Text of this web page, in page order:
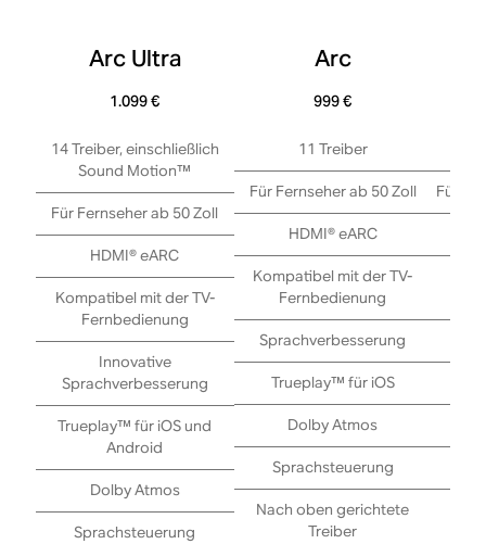
Arc Ultra
1.099 €
14 Treiber, einschließlich
Sound Motion™
Für Fernseher ab 50 Zoll
HDMI® eARC
Kompatibel mit der TV-
Fernbedienung
Innovative
Sprachverbesserung
Trueplay™ für iOS und
Android
Dolby Atmos
Sprachsteuerung
Arc
999 €
11 Treiber
Für Fernseher ab 50 Zoll
HDMI® eARC
Kompatibel mit der TV-
Fernbedienung
Sprachverbesserung
Trueplay™ für iOS
Dolby Atmos
Sprachsteuerung
Nach oben gerichtete
Treiber
Für